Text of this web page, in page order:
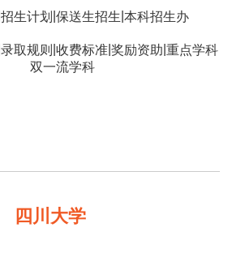
招生计划 保送生招生 本科招生办
录取规则 收费标准 奖励资助 重点学科
双一流学科
四川大学